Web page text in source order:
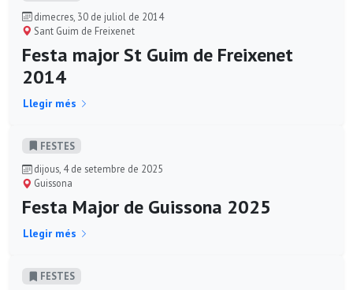
dimecres, 30 de juliol de 2014
Sant Guim de Freixenet
Festa major St Guim de Freixenet
2014
Llegir més
FESTES
dijous, 4 de setembre de 2025
Guissona
Festa Major de Guissona 2025
Llegir més
FESTES